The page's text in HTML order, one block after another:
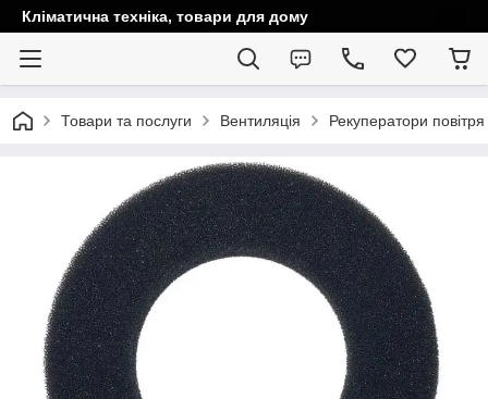
Кліматична техніка, товари для дому
Товари та послуги Вентиляція Рекуператори повітря